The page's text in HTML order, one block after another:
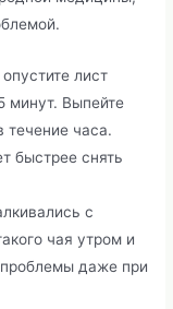
лист
минут. Выпейте
течение часа.
быстрее снять
с
чая утром и
даже при